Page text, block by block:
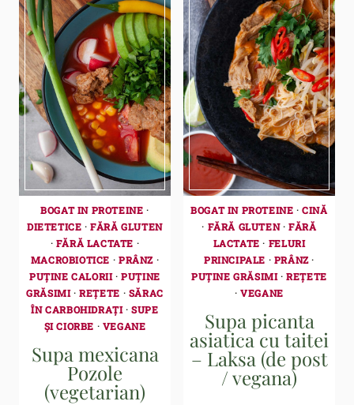
BOGAT IN PROTEINE ·
DIETETICE ·FĂRĂ GLUTEN
· FĂRĂ LACTATE ·
MACROBIOTICE · PRÂNZ·
PUȚINE CALORII·PUȚINE
GRĂSIMI·REȚETE · SĂRAC
ÎN CARBOHIDRAȚI·SUPE
ȘI CIORBE · VEGANE
Supa mexicana
Pozole
(vegetarian)
BOGAT IN PROTEINE ·CINĂ
· FĂRĂ GLUTEN·FĂRĂ
LACTATE · FELURI
PRINCIPALE · PRÂNZ·
PUȚINE GRĂSIMI·REȚETE
·VEGANE
Supa picanta
asiatica cu taitei
– Laksa (de post
/ vegana)